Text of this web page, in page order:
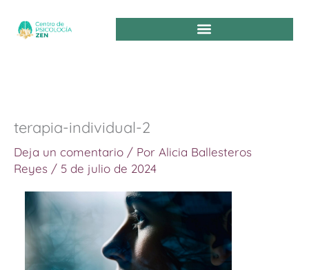
terapia-individual-2
Deja un comentario / Por Alicia Ballesteros
Reyes / 5 de julio de 2024